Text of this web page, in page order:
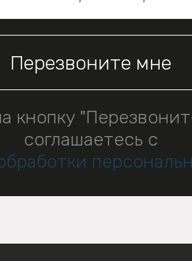
кнопку
соглашаетесь с